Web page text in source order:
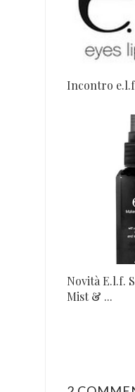
Incontro
Novità E.l.f.
Mist & ...